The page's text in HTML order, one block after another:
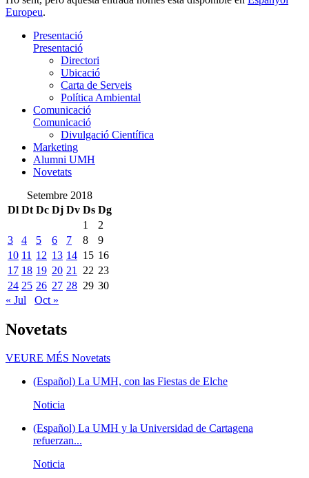
Europeu.
Presentació
Presentació
Directori
Ubicació
Carta de Serveis
Política Ambiental
Comunicació
Comunicació
Divulgació Científica
Marketing
Alumni UMH
Novetats
Setembre 2018
Dl Dt Dc Dj Dv Ds Dg
1
2
3
4 5 6 7 8
9
10 11 12 13 14 15 16
17 18 19 20 21 22 23
24 25 26 27 28 29 30
« Jul
Oct »
Novetats
VEURE MÉS Novetats
(Español) La UMH, con las Fiestas de Elche
Noticia
(Español) La UMH y la Universidad de Cartagena
refuerzan...
Noticia